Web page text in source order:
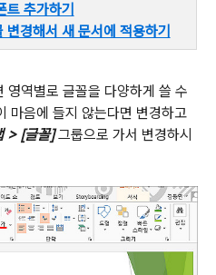
트 추가하기
변경해서 새 문서에 적용하기
영역별로 글꼴을 다양하게 쓸 수
마음에 들지 않는다면 변경하고
> [글꼴] 그룹으로 가서 변경하시